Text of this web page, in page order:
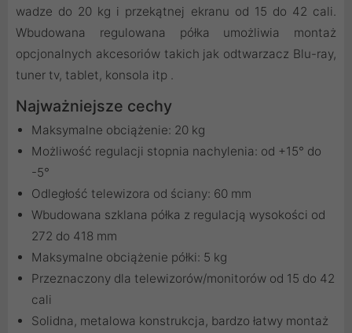
wadze do 20 kg i przekątnej ekranu od 15 do 42 cali.
Wbudowana regulowana półka umożliwia montaż
opcjonalnych akcesoriów takich jak odtwarzacz Blu-ray,
tuner tv, tablet, konsola itp .
Najważniejsze cechy
Maksymalne obciążenie: 20 kg
Możliwość regulacji stopnia nachylenia: od +15° do
-5°
Odległość telewizora od ściany: 60 mm
Wbudowana szklana półka z regulacją wysokości od
272 do 418 mm
Maksymalne obciążenie półki: 5 kg
Przeznaczony dla telewizorów/monitorów od 15 do 42
cali
Solidna, metalowa konstrukcja, bardzo łatwy montaż